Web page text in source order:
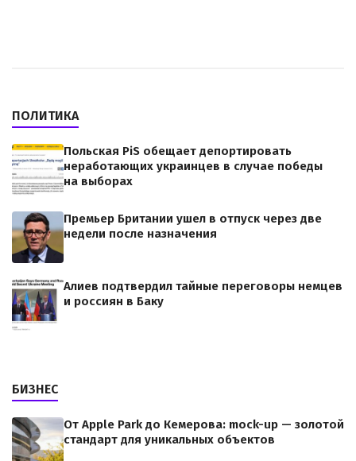
ПОЛИТИКА
Польская PiS обещает депортировать
неработающих украинцев в случае победы
на выборах
Премьер Британии ушел в отпуск через две
недели после назначения
Алиев подтвердил тайные переговоры немцев
и россиян в Баку
БИЗНЕС
От Apple Park до Кемерова: mock-up — золотой
стандарт для уникальных объектов